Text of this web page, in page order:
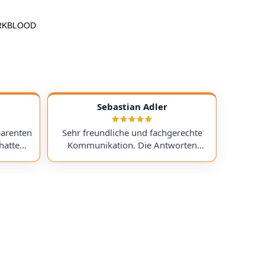
ein
I
Sebastian Adler
Sehr freundliche und fachgerechte
Kommunikation. Die Antworten